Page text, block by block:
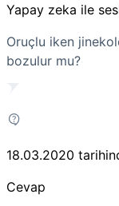
Yapay zeka ile
Oruçlu iken
bozulur mu?
18.03.2020
Cevap